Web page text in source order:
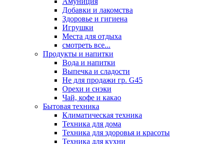
Добавки и лакомства
Здоровье и гигиена
Игрушки
Места для отдыха
смотреть все...
Продукты и напитки
Вода и напитки
Выпечка и сладости
Не для продажи гр. G45
Орехи и снэки
Чай, кофе и какао
Бытовая техника
Климатическая техника
Техника для дома
Техника для здоровья и красоты
Техника для кухни